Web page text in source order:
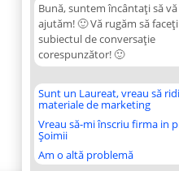
Bună, suntem încântați să vă
ajutăm! 🙂 Vă rugăm să
subiectul de conversație
corespunzător! 🙂
Sunt un Laureat, vreau să
materiale de marketing
Vreau să-mi înscriu firma in
Șoimii
Am o altă problemă